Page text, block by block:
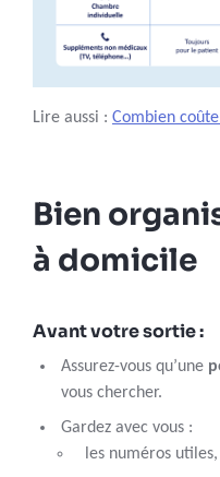
Lire aussi : Combien
Bien
à domicile
Avant votre sortie :
Assurez-vous qu’une
vous chercher.
Gardez avec vous :
les numéros utiles,